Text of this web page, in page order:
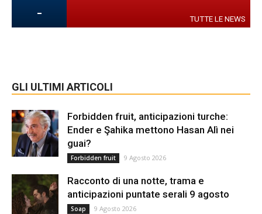
- TUTTE LE NEWS
GLI ULTIMI ARTICOLI
Forbidden fruit, anticipazioni turche:
Ender e Şahika mettono Hasan Alì nei
guai?
Forbidden fruit 9 Agosto 2026
Racconto di una notte, trama e
anticipazioni puntate serali 9 agosto
Soap 9 Agosto 2026